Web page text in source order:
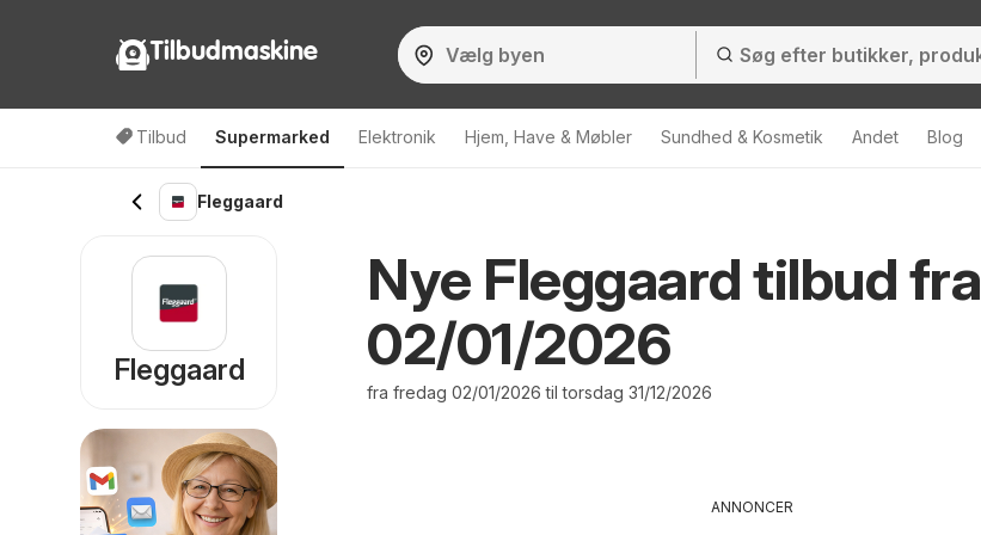
Tilbudmaskine
Tilbud Supermarked Elektronik Hjem, Have & Møbler Sundhed & Kosmetik Andet Blog
Fleggaard
Nye Fleggaard tilbud fra
02/01/2026
fra fredag 02/01/2026 til torsdag 31/12/2026
ANNONCER
Fleggaard